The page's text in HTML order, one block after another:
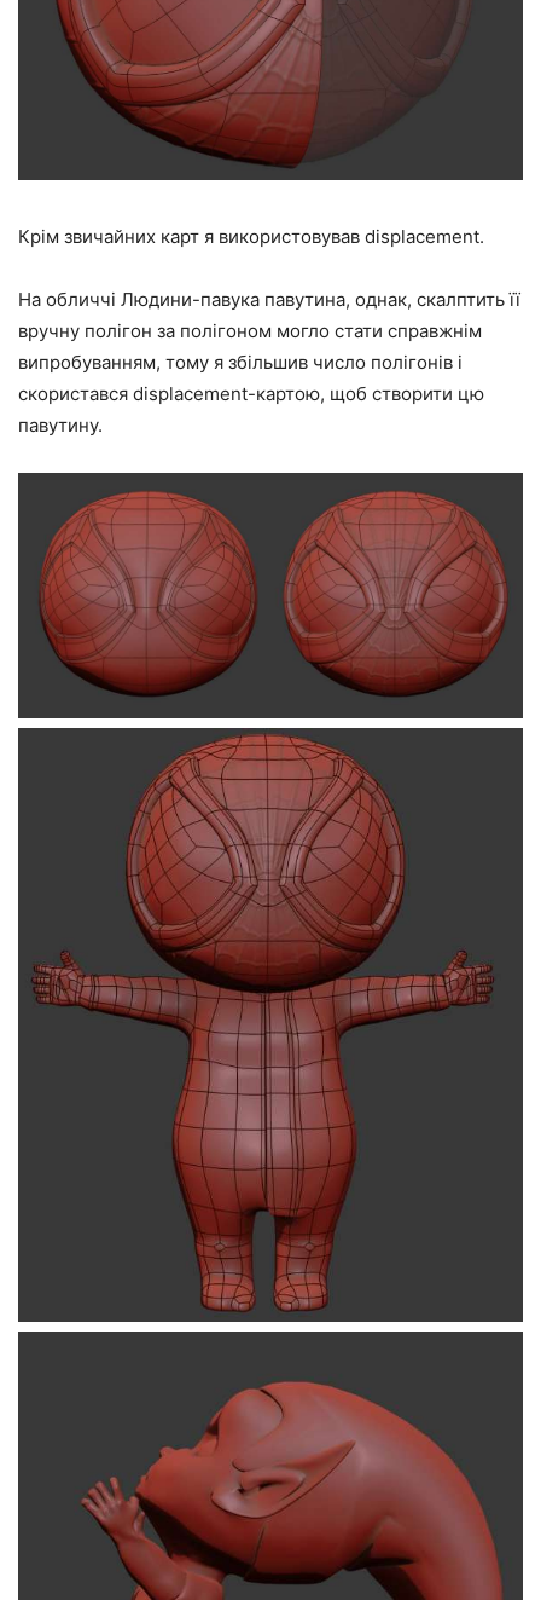
Крім звичайних карт я використовував displacement.
На обличчі Людини-павука павутина, однак, скалптить її
вручну полігон за полігоном могло стати справжнім
випробуванням, тому я збільшив число полігонів і
скористався displacement-картою, щоб створити цю
павутину.